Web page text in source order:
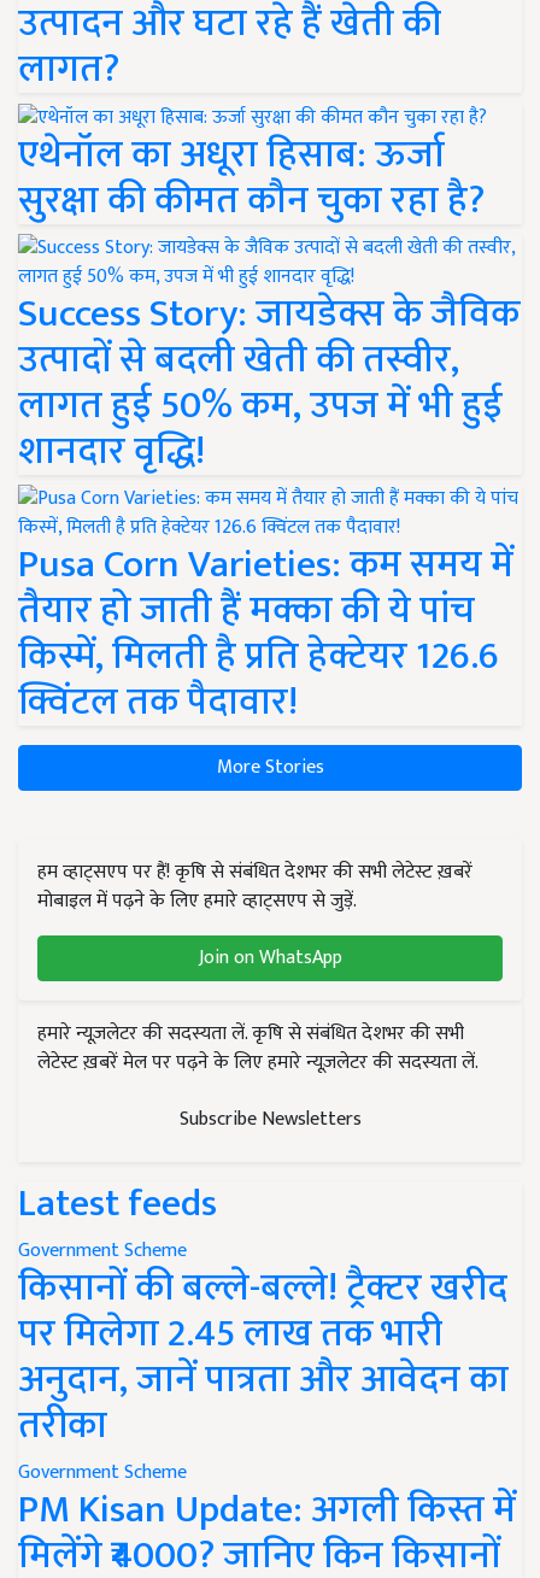
उत्पादन और घटा रहे हैं खेती की
लागत?
एथेनॉल का अधूरा हिसाब: ऊर्जा
सुरक्षा की कीमत कौन चुका रहा है?
Success Story: जायडेक्स के जैविक
उत्पादों से बदली खेती की तस्वीर,
लागत हुई 50% कम, उपज में भी हुई
शानदार वृद्धि!
Pusa Corn Varieties: कम समय में
तैयार हो जाती हैं मक्का की ये पांच
किस्में, मिलती है प्रति हेक्टेयर 126.6
क्विंटल तक पैदावार!
More Stories
हम व्हाट्सएप पर हैं! कृषि से संबंधित देशभर की सभी लेटेस्ट ख़बरें
मोबाइल में पढ़ने के लिए हमारे व्हाट्सएप से जुड़ें.
Join on WhatsApp
हमारे न्यूज़लेटर की सदस्यता लें. कृषि से संबंधित देशभर की सभी
लेटेस्ट ख़बरें मेल पर पढ़ने के लिए हमारे न्यूज़लेटर की सदस्यता लें.
Subscribe Newsletters
Latest feeds
Government Scheme
किसानों की बल्ले-बल्ले! ट्रैक्टर खरीद
पर मिलेगा 2.45 लाख तक भारी
अनुदान, जानें पात्रता और आवेदन का
तरीका
Government Scheme
PM Kisan Update: अगली किस्त में
मिलेंगे ₹4000? जानिए किन किसानों